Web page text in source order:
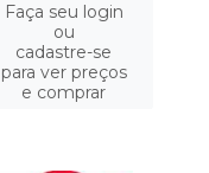
Faça seu login
ou
cadastre-se
para ver preços
e comprar